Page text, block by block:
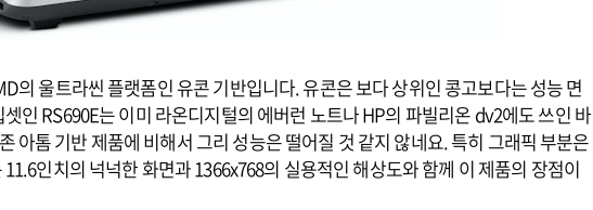
의 울트라씬 플랫폼인 유콘 기반입니다. 유콘은 보다 상위인 콩고보다는 성능 면
인 RS690E는 이미 라온디지털의 에버런 노트나 HP의 파빌리온 dv2에도 쓰인 바
아톰 기반 제품에 비해서 그리 성능은 떨어질 것 같지 않네요. 특히 그래픽 부분은
인치의 넉넉한 화면과 1366x768의 실용적인 해상도와 함께 이 제품의 장점이